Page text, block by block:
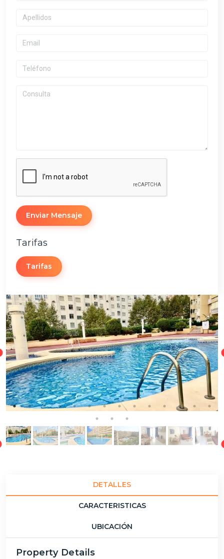
Enviar Mensaje
Tarifas
Tarifas
DETALLES
CARACTERISTICAS
UBICACIÓN
Property Details